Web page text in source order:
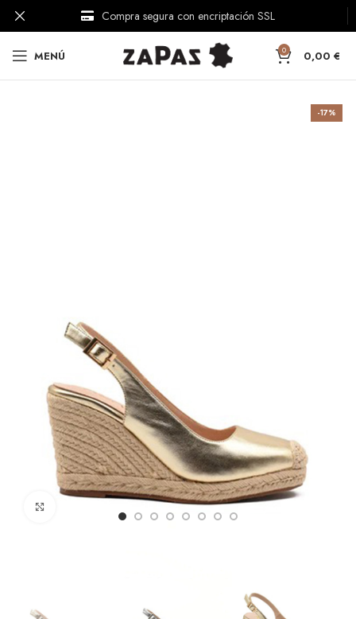
MENÚ 0 0,00 €
-17%
Compra segura con encriptación SSL
Comercio responsable